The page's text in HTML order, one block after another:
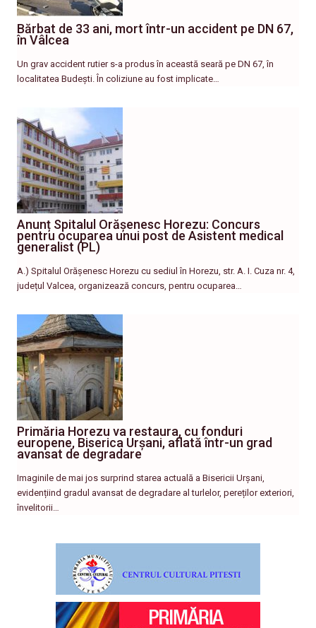
Bărbat de 33 ani, mort într-un accident pe DN 67,
în Vâlcea
Un grav accident rutier s-a produs în această seară pe DN 67, în
localitatea Budești. În coliziune au fost implicate…
Anunț Spitalul Orășenesc Horezu: Concurs
pentru ocuparea unui post de Asistent medical
generalist (PL)
A.) Spitalul Orășenesc Horezu cu sediul în Horezu, str. A. I. Cuza nr. 4,
județul Valcea, organizează concurs, pentru ocuparea…
Primăria Horezu va restaura, cu fonduri
europene, Biserica Urșani, aflată într-un grad
avansat de degradare
Imaginile de mai jos surprind starea actuală a Bisericii Urșani,
evidențiind gradul avansat de degradare al turlelor, pereților exteriori,
învelitorii…